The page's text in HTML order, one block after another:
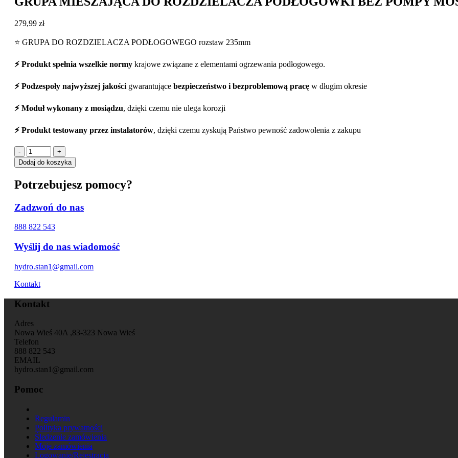
279,99 zł
⭐ GRUPA DO ROZDZIELACZA PODŁOGOWEGO rozstaw 235mm
⚡ Produkt spełnia wszelkie normy krajowe związane z elementami ogrzewania podłogowego.
⚡ Podzespoły najwyższej jakości gwarantujące bezpieczeństwo i bezproblemową pracę w długim okresie
⚡ Moduł wykonany z mosiądzu, dzięki czemu nie ulega korozji
⚡ Produkt testowany przez instalatorów, dzięki czemu zyskują Państwo pewność zadowolenia z zakupu
-
+
Dodaj do koszyka
Potrzebujesz pomocy?
Zadzwoń do nas
888 822 543
Wyślij do nas wiadomość
hydro.stan1@gmail.com
Kontakt
Kontakt
Adres
Nowa Wieś 40A ,83-323 Nowa Wieś
Telefon
888 822 543
EMAIL
hydro.stan1@gmail.com
Pomoc
Regulamin
Polityka prywatności
Śledzenie zamówienia
Moje zamówienia
Logowanie/Rejestracja